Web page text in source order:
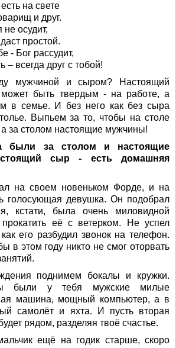
на свете
и друг.
осудит,
простой.
- Бог рассудит,
– всегда друг с тобой!
мужчиной и сыром? Настоящий
быть твердым - на работе, а
в семье. И без него как без сыра
Выпьем за то, чтобы на столе
за столом настоящие мужчины!
были за столом и настоящие
сыр - есть домашняя
на своем новеньком Форде, и на
голосующая девушка. Он подобрал
кстати, была очень миловидной
её с ветерком. Не успел
его разбудил звонок на телефон.
в этом году никто не смог оторвать
поднимем бокалы и кружки.
были у тебя мужские милые
машина, мощный компьютер, а в
самолёт и яхта. И пусть вторая
рядом, разделяя твоё счастье.
ещё на годик старше, скоро